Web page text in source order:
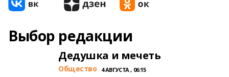
Выбор редакции
Дедушка и мечеть
Общество 4 АВГУСТА , 06:15